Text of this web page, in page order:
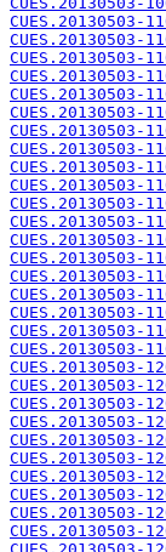
CUES.20130503-
CUES.20130503-
CUES.20130503-
CUES.20130503-
CUES.20130503-
CUES.20130503-
CUES.20130503-
CUES.20130503-
CUES.20130503-
CUES.20130503-
CUES.20130503-
CUES.20130503-
CUES.20130503-
CUES.20130503-
CUES.20130503-
CUES.20130503-
CUES.20130503-
CUES.20130503-
CUES.20130503-
CUES.20130503-
CUES.20130503-
CUES.20130503-
CUES.20130503-
CUES.20130503-
CUES.20130503-
CUES.20130503-
CUES.20130503-
CUES.20130503-
CUES.20130503-